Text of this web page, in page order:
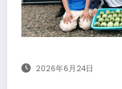
2026年6月24日